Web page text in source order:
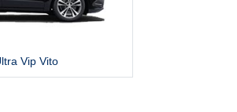
Vip Vito